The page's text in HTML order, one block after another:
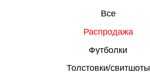
Все
Распродажа
Футболки
Толстовки/свитшоты